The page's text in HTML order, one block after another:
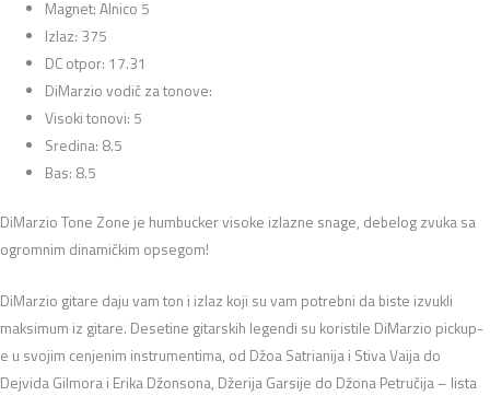
Magnet: Alnico 5
Izlaz: 375
DC otpor: 17.31
DiMarzio vodič za tonove:
Visoki tonovi: 5
Sredina: 8.5
Bas: 8.5
DiMarzio Tone Zone je humbucker visoke izlazne snage, debelog zvuka sa
ogromnim dinamičkim opsegom!
DiMarzio gitare daju vam ton i izlaz koji su vam potrebni da biste izvukli
maksimum iz gitare. Desetine gitarskih legendi su koristile DiMarzio pickup-
e u svojim cenjenim instrumentima, od Džoa Satrianija i Stiva Vaija do
Dejvida Gilmora i Erika Džonsona, Džerija Garsije do Džona Petručija – lista